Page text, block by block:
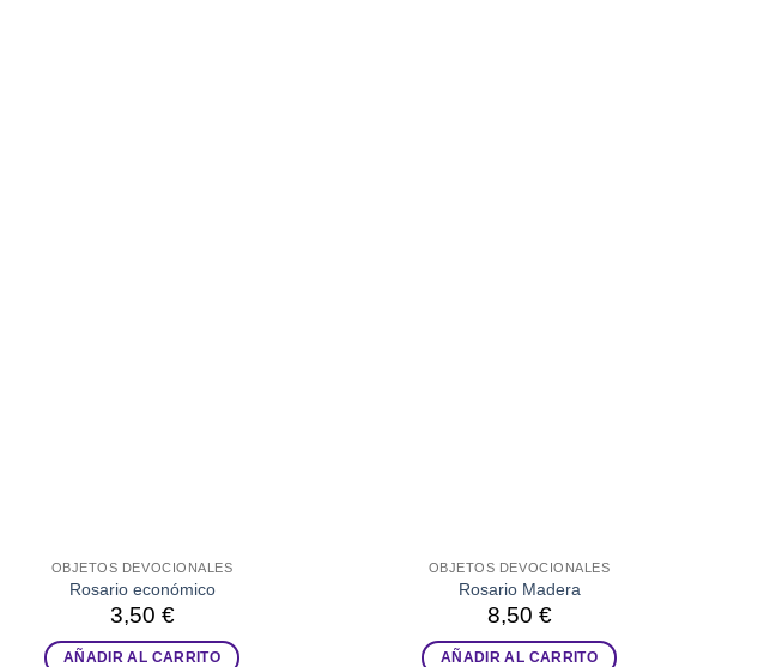
OBJETOS DEVOCIONALES
Rosario económico
3,50 €
AÑADIR AL CARRITO
OBJETOS DEVOCIONALES
Rosario Madera
8,50 €
AÑADIR AL CARRITO